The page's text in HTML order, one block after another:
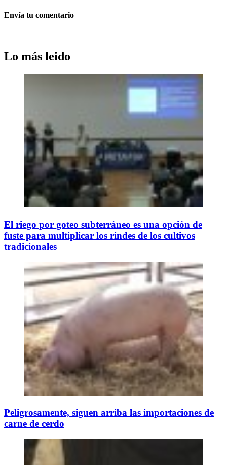
Envía tu comentario
Lo más leido
El riego por goteo subterráneo es una opción de
fuste para multiplicar los rindes de los cultivos
tradicionales
Peligrosamente, siguen arriba las importaciones de
carne de cerdo